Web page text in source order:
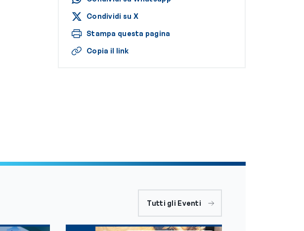
Condividi su X
Stampa questa pagina
Copia il link
Tutti gli Eventi